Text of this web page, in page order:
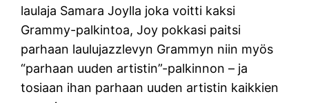
laulaja Samara Joylla joka voitti kaksi
Grammy-palkintoa, Joy pokkasi paitsi
parhaan laulujazzlevyn Grammyn niin myös
“parhaan uuden artistin”-palkinnon – ja
tosiaan ihan parhaan uuden artistin kaikkien